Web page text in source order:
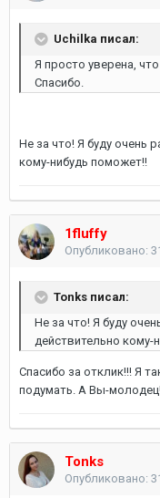
Uchilka писал:
Я просто уверена,
Спасибо.
Не за что! Я буду очень
кому-нибудь поможет!!
1fluffy
Опубликовано:
Tonks писал:
Не за что! Я буду
действительно кому-
Спасибо за отклик!!! Я
подумать. А Вы-
Tonks
Опубликовано: